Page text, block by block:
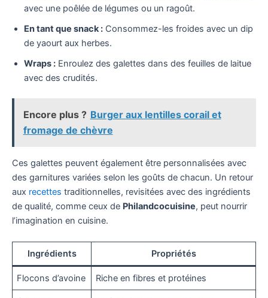
avec une poêlée de légumes ou un ragoût.
En tant que snack : Consommez-les froides avec un dip
de yaourt aux herbes.
Wraps : Enroulez des galettes dans des feuilles de laitue
avec des crudités.
Encore plus ? Burger aux lentilles corail et
fromage de chèvre
Ces galettes peuvent également être personnalisées avec
des garnitures variées selon les goûts de chacun. Un retour
aux recettes traditionnelles, revisitées avec des ingrédients
de qualité, comme ceux de Philandcocuisine, peut nourrir
l’imagination en cuisine.
Ingrédients Propriétés
Flocons d’avoine Riche en fibres et protéines